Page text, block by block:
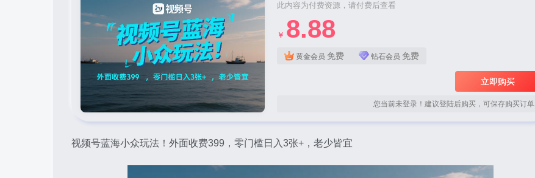
此内容为付费资源，请付费后查看
￥ 8.88
黄金会员 免费 钻石会员 免费
立即购买
您当前未登录！建议登陆后购买，可保存购买订单
视频号蓝海小众玩法！外面收费399，零门槛日入3张+，老少皆宜